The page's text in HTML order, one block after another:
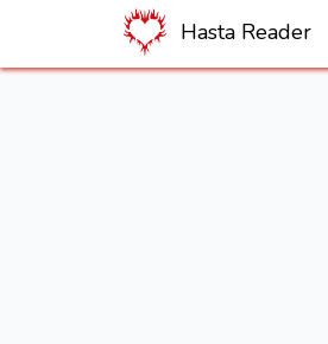
Hasta Reader